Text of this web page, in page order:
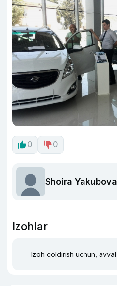
0 0
Shoira Yakubova
Izohlar
Izoh qoldirish uchun, avval